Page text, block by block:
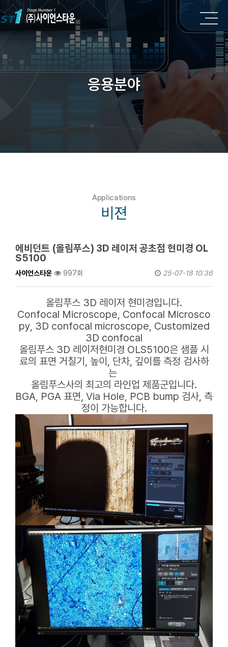
응용분야
Applications
비젼
에비던트 (올림푸스) 3D 레이저 공초점 현미경 OL
S5100
사이언스타운 997회 25-07-18 10:36
올림푸스 3D 레이저 현미경입니다.
Confocal Microscope, Confocal Microsco
py, 3D confocal microscope, Customized
3D confocal
올림푸스 3D 레이저현미경 OLS5100은 샘플 시
료의 표면 거칠기, 높이, 단차, 깊이를 측정 검사하
는
올림푸스사의 최고의 라인업 제품군입니다.
BGA, PGA 표면, Via Hole, PCB bump 검사, 측
정이 가능합니다.